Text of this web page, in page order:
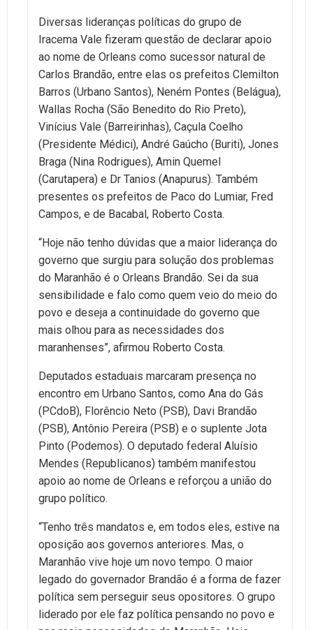
Diversas lideranças políticas do grupo de
Iracema Vale fizeram questão de declarar apoio
ao nome de Orleans como sucessor natural de
Carlos Brandão, entre elas os prefeitos Clemilton
Barros (Urbano Santos), Neném Pontes (Belágua),
Wallas Rocha (São Benedito do Rio Preto),
Vinícius Vale (Barreirinhas), Caçula Coelho
(Presidente Médici), André Gaúcho (Buriti), Jones
Braga (Nina Rodrigues), Amin Quemel
(Carutapera) e Dr Tanios (Anapurus). Também
presentes os prefeitos de Paco do Lumiar, Fred
Campos, e de Bacabal, Roberto Costa.
“Hoje não tenho dúvidas que a maior liderança do
governo que surgiu para solução dos problemas
do Maranhão é o Orleans Brandão. Sei da sua
sensibilidade e falo como quem veio do meio do
povo e deseja a continuidade do governo que
mais olhou para as necessidades dos
maranhenses”, afirmou Roberto Costa.
Deputados estaduais marcaram presença no
encontro em Urbano Santos, como Ana do Gás
(PCdoB), Florêncio Neto (PSB), Davi Brandão
(PSB), Antônio Pereira (PSB) e o suplente Jota
Pinto (Podemos). O deputado federal Aluísio
Mendes (Republicanos) também manifestou
apoio ao nome de Orleans e reforçou a união do
grupo político.
“Tenho três mandatos e, em todos eles, estive na
oposição aos governos anteriores. Mas, o
Maranhão vive hoje um novo tempo. O maior
legado do governador Brandão é a forma de fazer
política sem perseguir seus opositores. O grupo
liderado por ele faz política pensando no povo e